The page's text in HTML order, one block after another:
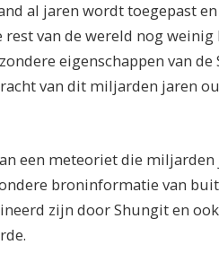
al jaren wordt toegepast
van de wereld nog
eigenschappen van
van dit miljarden jaren
een meteoriet die
broninformatie van
zijn door Shungit en